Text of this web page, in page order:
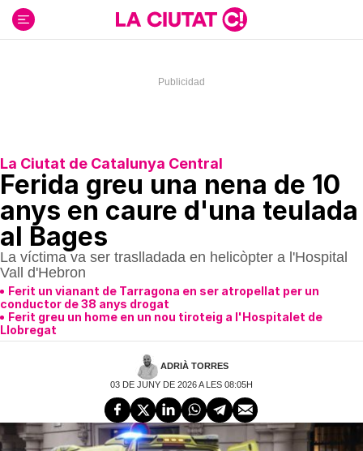
contenido
La Ciutat de Catalunya Central
Ferida greu una nena de 10
anys en caure d'una teulada
al Bages
La víctima va ser traslladada en helicòpter a l'Hospital
Vall d'Hebron
Ferit un vianant de Tarragona en ser atropellat per un
conductor de 38 anys drogat
Ferit greu un home en un nou tiroteig a l'Hospitalet de
Llobregat
ADRIÀ TORRES
03 DE JUNY DE 2026 A LES 08:05H